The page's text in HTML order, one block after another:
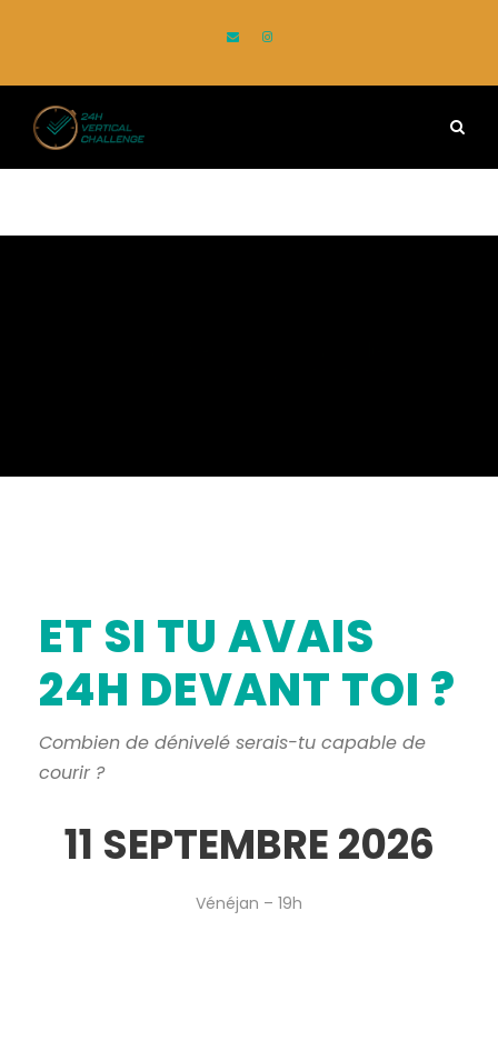
ET SI TU AVAIS
24H DEVANT TOI ?
Combien de dénivelé serais-tu capable de
courir ?
11 SEPTEMBRE 2026
Vénéjan – 19h